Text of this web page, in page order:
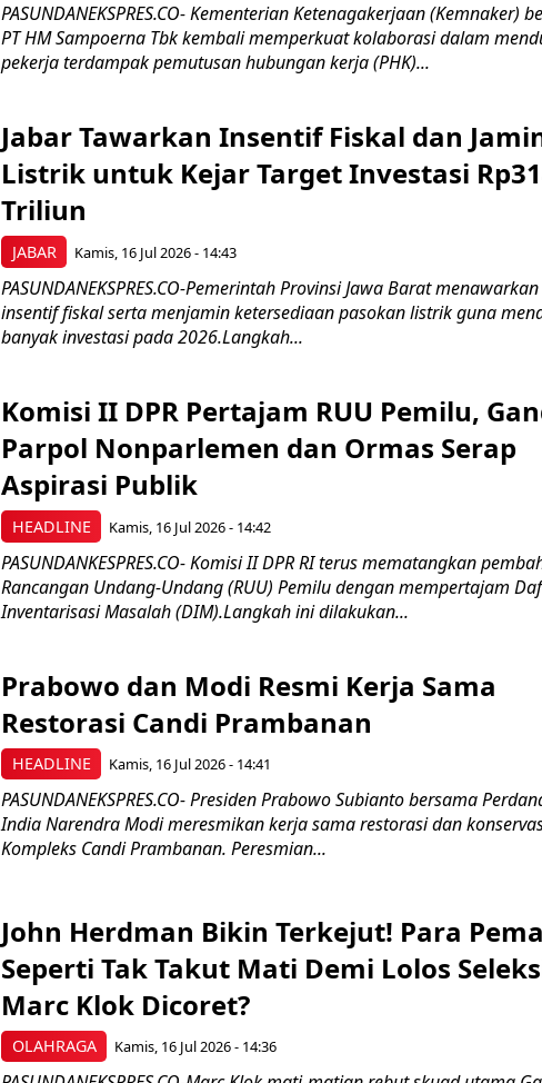
PASUNDANEKSPRES.CO- Kementerian Ketenagakerjaan (Kemnaker)
PT HM Sampoerna Tbk kembali memperkuat kolaborasi dalam
pekerja terdampak pemutusan hubungan kerja (PHK)...
JABAR
Jabar Tawarkan Insentif Fiskal dan
Listrik untuk Kejar Target Investasi
Triliun
Kamis, 16 Jul 2026 - 14:43
PASUNDANEKSPRES.CO-Pemerintah Provinsi Jawa Barat
insentif fiskal serta menjamin ketersediaan pasokan listrik guna
banyak investasi pada 2026.Langkah...
HEADLINE
Komisi II DPR Pertajam RUU Pemilu,
Parpol Nonparlemen dan Ormas Serap
Aspirasi Publik
Kamis, 16 Jul 2026 - 14:42
PASUNDANKESPRES.CO- Komisi II DPR RI terus mematangkan
Rancangan Undang-Undang (RUU) Pemilu dengan mempertajam
Inventarisasi Masalah (DIM).Langkah ini dilakukan...
HEADLINE
Prabowo dan Modi Resmi Kerja Sama
Restorasi Candi Prambanan
Kamis, 16 Jul 2026 - 14:41
PASUNDANEKSPRES.CO- Presiden Prabowo Subianto bersama
India Narendra Modi meresmikan kerja sama restorasi dan
Kompleks Candi Prambanan. Peresmian...
OLAHRAGA
John Herdman Bikin Terkejut! Para
Seperti Tak Takut Mati Demi Lolos
Marc Klok Dicoret?
Kamis, 16 Jul 2026 - 14:36